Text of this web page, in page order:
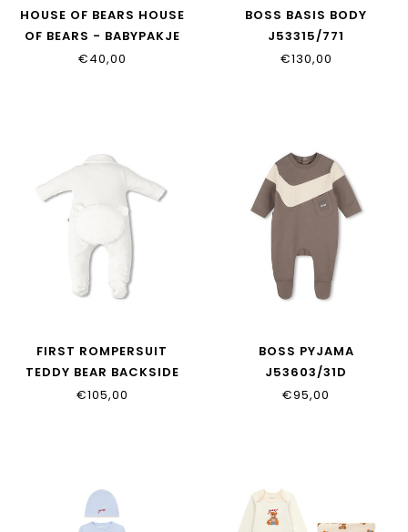
HOUSE OF BEARS HOUSE
OF BEARS - BABYPAKJE
BLAUW
€40,00
BOSS BASIS BODY
J53315/771
€130,00
FIRST ROMPERSUIT
TEDDY BEAR BACKSIDE
FUR ONE COLLECTION
€105,00
BOSS PYJAMA
J53603/31D
€95,00